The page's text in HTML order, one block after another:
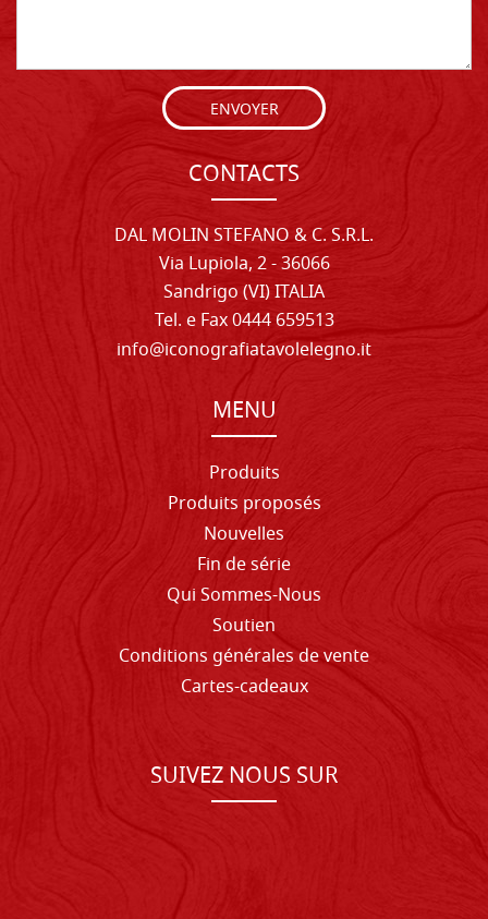
ENVOYER
CONTACTS
DAL MOLIN STEFANO & C. S.R.L.
Via Lupiola, 2 - 36066
Sandrigo (VI) ITALIA
Tel. e Fax 0444 659513
info@iconografiatavolelegno.it
MENU
Produits
Produits proposés
Nouvelles
Fin de série
Qui Sommes-Nous
Soutien
Conditions générales de vente
Cartes-cadeaux
SUIVEZ NOUS SUR